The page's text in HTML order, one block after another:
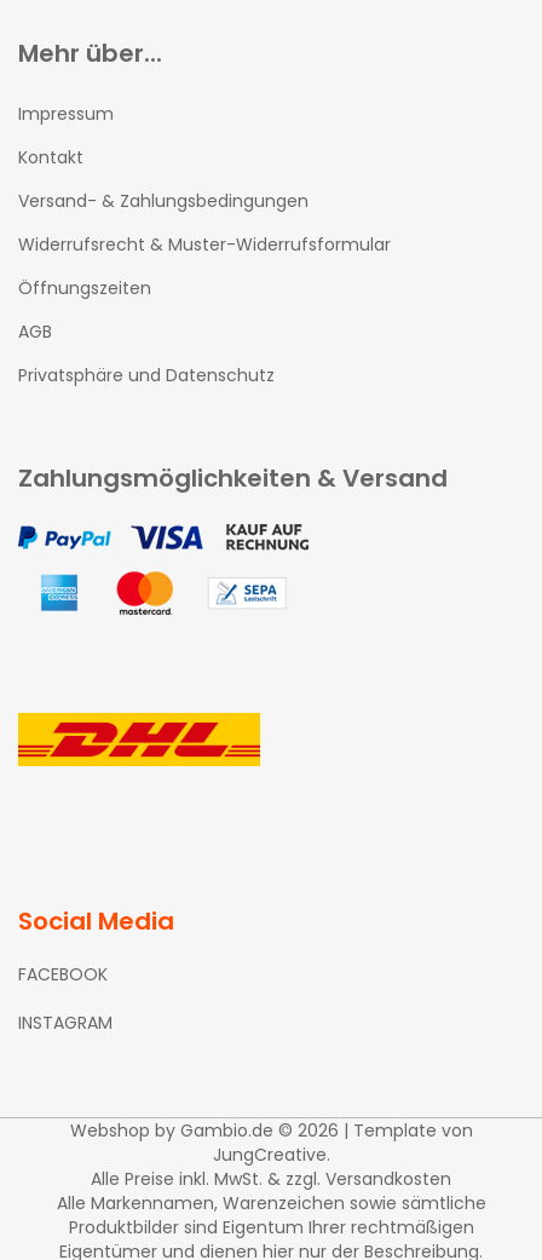
Mehr über...
Impressum
Kontakt
Versand- & Zahlungsbedingungen
Widerrufsrecht & Muster-Widerrufsformular
Öffnungszeiten
AGB
Privatsphäre und Datenschutz
Zahlungsmöglichkeiten & Versand
Social Media
FACEBOOK
INSTAGRAM
Webshop by Gambio.de © 2026 | Template von
JungCreative.
Alle Preise inkl. MwSt. & zzgl. Versandkosten
Alle Markennamen, Warenzeichen sowie sämtliche
Produktbilder sind Eigentum Ihrer rechtmäßigen
Eigentümer und dienen hier nur der Beschreibung.